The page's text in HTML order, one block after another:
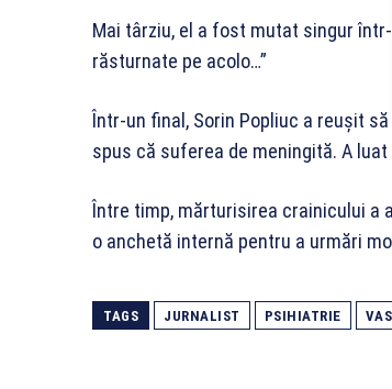
Mai târziu, el a fost mutat singur
răsturnate pe acolo…”
Într-un final, Sorin Popliuc a reușit să
spus că suferea de meningită. A
Între timp, mărturisirea crainicului a
o anchetă internă pentru a urmări
TAGS JURNALIST PSIHIATRIE